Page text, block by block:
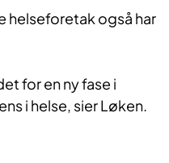
helseforetak også har
for en ny fase i
i helse, sier Løken.